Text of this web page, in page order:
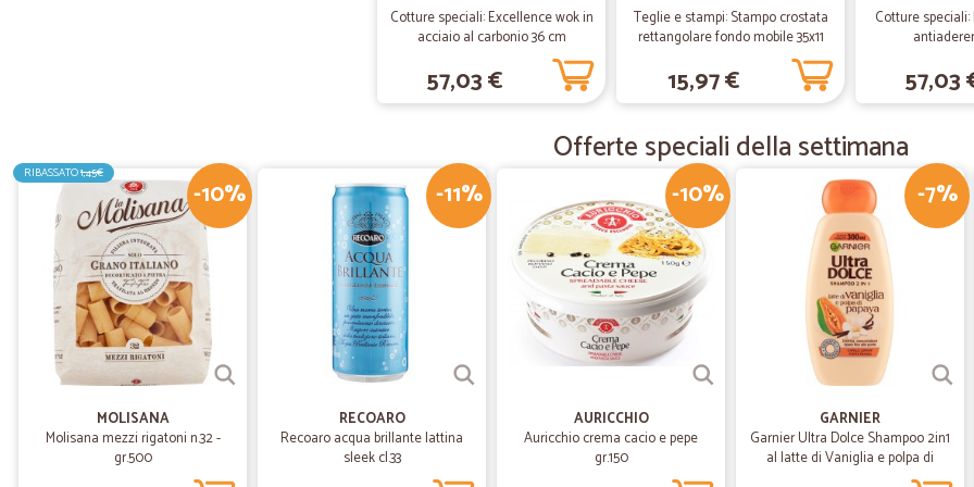
attesa. Complimenti e
Francesco
Ho già acquistato 2 volte tutto
con camion frigorifero. Avendo i
Organizzazione e servizio
Organizzazione e servizio
Orlando D.
Impeccabili!
Impeccabili!
Cotture speciali: Excellence wok in
acciaio al carbonio 36 cm
57,03 €
Teglie e stampi: Stampo crostata
rettangolare fondo mobile 35x11
15,97 €
Cotture
57,03
Offerte speciali della settimana
-10%
RIBASSATO1,45€
MOLISANA
Molisana mezzi rigatoni n.32 -
gr.500
-11%
RECOARO
Recoaro acqua brillante lattina
sleek cl.33
-10%
AURICCHIO
Auricchio crema cacio e pepe
gr.150
-7%
GARNIER
Garnier Ultra Dolce Shampoo 2in1
al latte di Vaniglia e polpa di
Papaya per capelli lunghi, 300 ml.